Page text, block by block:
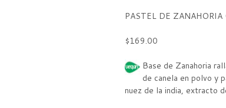
PASTEL DE ZANAHORIA
$169.00
Base de Zanahoria
de canela en polvo y
nuez de la india, extracto